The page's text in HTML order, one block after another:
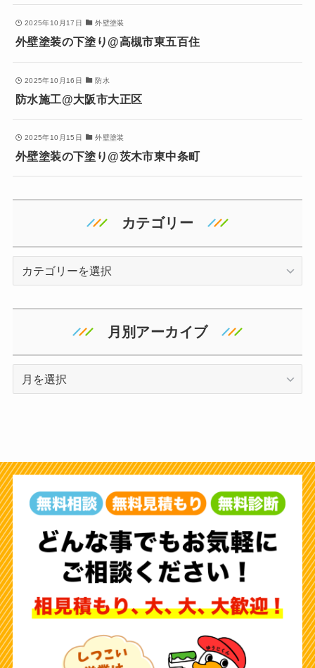
2025年10月17日 外壁塗装
外壁塗装の下塗り@高槻市東五百住
2025年10月16日 防水
防水施工@大阪市大正区
2025年10月15日 外壁塗装
外壁塗装の下塗り@茨木市東中条町
カテゴリー
月別アーカイブ